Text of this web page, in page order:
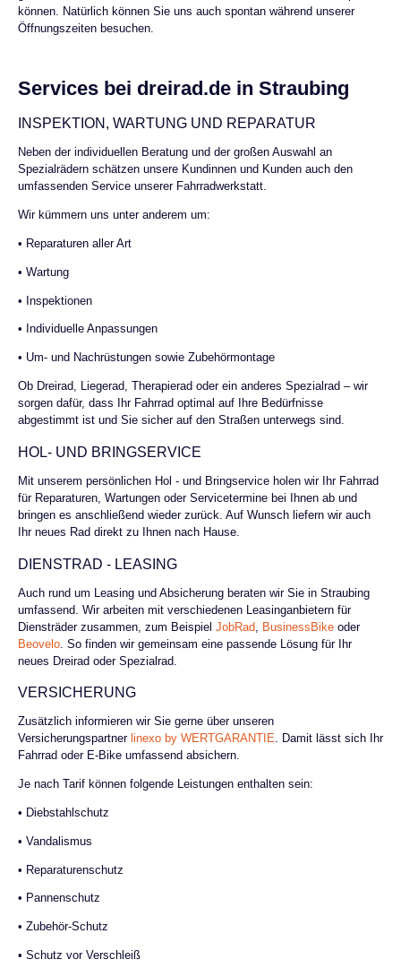
können. Natürlich können Sie uns auch spontan während unserer
Öffnungszeiten besuchen.
Services bei dreirad.de in Straubing
INSPEKTION, WARTUNG UND REPARATUR
Neben der individuellen Beratung und der großen Auswahl an
Spezialrädern schätzen unsere Kundinnen und Kunden auch den
umfassenden Service unserer Fahrradwerkstatt.
Wir kümmern uns unter anderem um:
• Reparaturen aller Art
• Wartung
• Inspektionen
• Individuelle Anpassungen
• Um- und Nachrüstungen sowie Zubehörmontage
Ob Dreirad, Liegerad, Therapierad oder ein anderes Spezialrad – wir
sorgen dafür, dass Ihr Fahrrad optimal auf Ihre Bedürfnisse
abgestimmt ist und Sie sicher auf den Straßen unterwegs sind.
HOL- UND BRINGSERVICE
Mit unserem persönlichen Hol - und Bringservice holen wir Ihr Fahrrad
für Reparaturen, Wartungen oder Servicetermine bei Ihnen ab und
bringen es anschließend wieder zurück. Auf Wunsch liefern wir auch
Ihr neues Rad direkt zu Ihnen nach Hause.
DIENSTRAD - LEASING
Auch rund um Leasing und Absicherung beraten wir Sie in Straubing
umfassend. Wir arbeiten mit verschiedenen Leasinganbietern für
Diensträder zusammen, zum Beispiel JobRad BusinessBike oder
Beovelo . So finden wir gemeinsam eine passende Lösung für Ihr
neues Dreirad oder Spezialrad.
VERSICHERUNG
Zusätzlich informieren wir Sie gerne über unseren
Versicherungspartner linexo by WERTGARANTIE. Damit lässt sich Ihr
Fahrrad oder E-Bike umfassend absichern.
Je nach Tarif können folgende Leistungen enthalten sein:
• Diebstahlschutz
• Vandalismus
• Reparaturenschutz
• Pannenschutz
• Zubehör-Schutz
• Schutz vor Verschleiß